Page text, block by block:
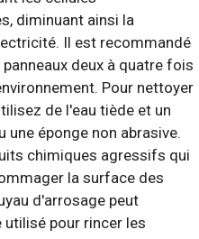
diminuant ainsi la
Il est recommandé
deux à quatre fois
Pour nettoyer
de l'eau tiède et un
une éponge non abrasive.
chimiques agressifs qui
la surface des
d'arrosage peut
utilisé pour rincer les